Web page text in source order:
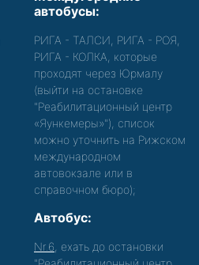
автобусы:
РИГА - ТАЛСИ, РИГА - РОЯ,
РИГА - КОЛКА, которые
проходят через Юрмалу
(выйти на остановке
"Реабилитационный центр
«Яункемеры»"), список
можно уточнить на Рижском
международном
автовокзале или в
справочном бюро);
Автобус:
Nr.6 , ехать до остановки